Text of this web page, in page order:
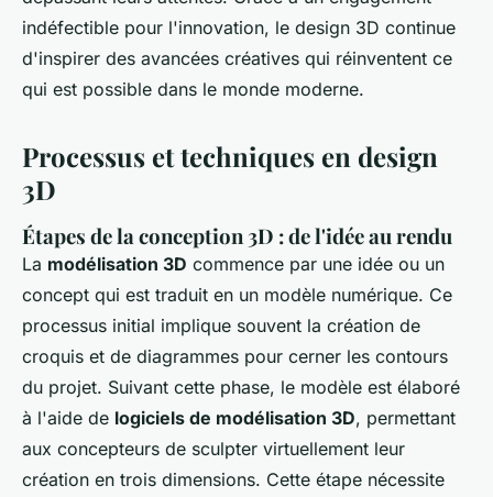
indéfectible pour l'innovation, le design 3D continue
d'inspirer des avancées créatives qui réinventent ce
qui est possible dans le monde moderne.
Processus et techniques en design
3D
Étapes de la conception 3D : de l'idée au rendu
La modélisation 3D commence par une idée ou un
concept qui est traduit en un modèle numérique. Ce
processus initial implique souvent la création de
croquis et de diagrammes pour cerner les contours
du projet. Suivant cette phase, le modèle est élaboré
à l'aide de logiciels de modélisation 3D, permettant
aux concepteurs de sculpter virtuellement leur
création en trois dimensions. Cette étape nécessite